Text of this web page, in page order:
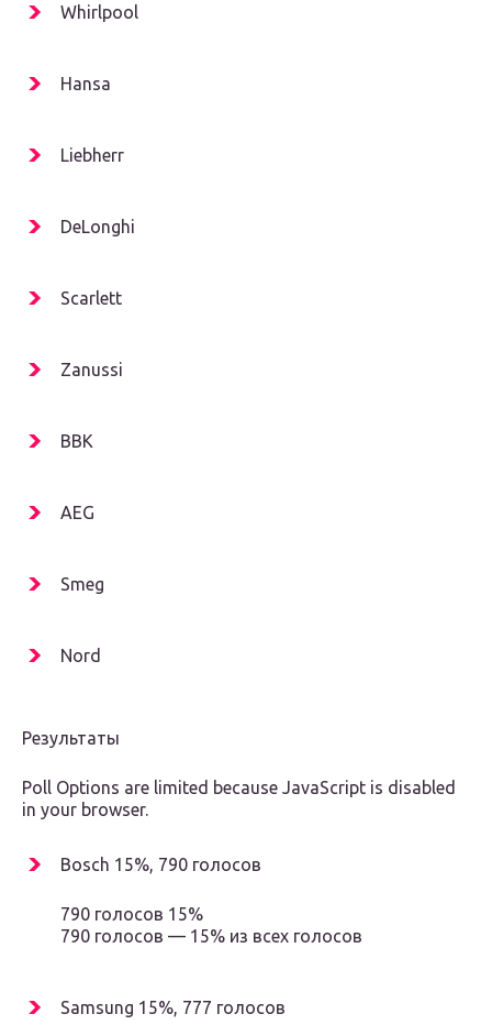
Whirlpool
Hansa
Liebherr
DeLonghi
Scarlett
Zanussi
BBK
AEG
Smeg
Nord
Результаты
Poll Options are limited because JavaScript is disabled
in your browser.
Bosch 15%, 790 голосов
790 голосов 15%
790 голосов — 15% из всех голосов
Samsung 15%, 777 голосов